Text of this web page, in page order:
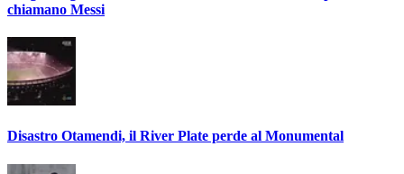
chiamano Messi
Disastro Otamendi, il River Plate perde al Monumental